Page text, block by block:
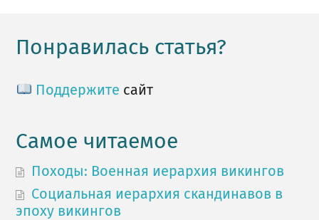
Понравилась статья?
Поддержите сайт
Самое читаемое
Походы: Военная иерархия викингов
Социальная иерархия скандинавов в
эпоху викингов